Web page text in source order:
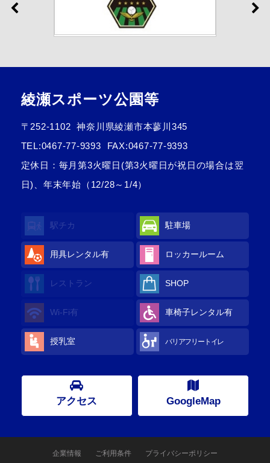
綾瀬スポーツ公園等
〒252-1102
神奈川県綾瀬市本蓼川345
TEL:0467-77-9393
FAX:0467-77-9393
定休日：毎月第3火曜日(第3火曜日が祝日の場合は翌
日)、年末年始（12/28～1/4）
駅チカ 駐車場
用具レンタル有 ロッカールーム
レストラン SHOP
Wi-Fi有 車椅子レンタル有
授乳室 バリアフリートイレ
アクセス GoogleMap
企業情報 ご利用条件 プライバシーポリシー